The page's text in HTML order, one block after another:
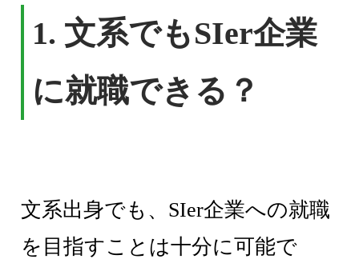
1. 文系でもSIer企業
に就職できる？
文系出身でも、SIer企業への就職
を目指すことは十分に可能で